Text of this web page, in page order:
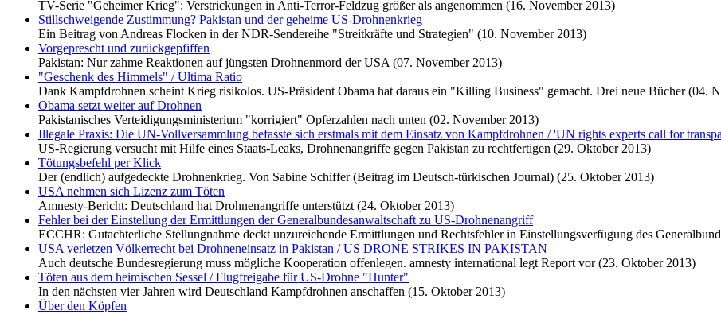
TV-Serie "Geheimer Krieg": Verstrickungen in Anti-Terror-Feldzug größer als angenommen (16. November 2013)
Stillschweigende Zustimmung? Pakistan und der geheime US-Drohnenkrieg
Ein Beitrag von Andreas Flocken in der NDR-Sendereihe "Streitkräfte und Strategien" (10. November 2013)
Vorgeprescht und zurückgepfiffen
Pakistan: Nur zahme Reaktionen auf jüngsten Drohnenmord der USA (07. November 2013)
"Geschenk des Himmels" / Ultima Ratio
Dank Kampfdrohnen scheint Krieg risikolos. US-Präsident Obama hat daraus ein "Killing Business" gemacht. Drei neue Bücher (04.
Obama setzt weiter auf Drohnen
Pakistanisches Verteidigungsministerium "korrigiert" Opferzahlen nach unten (02. November 2013)
Illegale Praxis: Die UN-Vollversammlung befasste sich erstmals mit dem Einsatz von Kampfdrohnen / 'UN rights experts call for
US-Regierung versucht mit Hilfe eines Staats-Leaks, Drohnenangriffe gegen Pakistan zu rechtfertigen (29. Oktober 2013)
Tötungsbefehl per Klick
Der (endlich) aufgedeckte Drohnenkrieg. Von Sabine Schiffer (Beitrag im Deutsch-türkischen Journal) (25. Oktober 2013)
USA nehmen sich Lizenz zum Töten
Amnesty-Bericht: Deutschland hat Drohnenangriffe unterstützt (24. Oktober 2013)
Fehler bei der Einstellung der Ermittlungen der Generalbundesanwaltschaft zu US-Drohnenangriff
ECCHR: Gutachterliche Stellungnahme deckt unzureichende Ermittlungen und Rechtsfehler in Einstellungsverfügung des
USA verletzen Völkerrecht bei Drohneneinsatz in Pakistan / US DRONE STRIKES IN PAKISTAN
Auch deutsche Bundesregierung muss mögliche Kooperation offenlegen. amnesty international legt Report vor (23. Oktober 2013)
Töten aus dem heimischen Sessel / Flugfreigabe für US-Drohne "Hunter"
In den nächsten vier Jahren wird Deutschland Kampfdrohnen anschaffen (15. Oktober 2013)
Über den Köpfen